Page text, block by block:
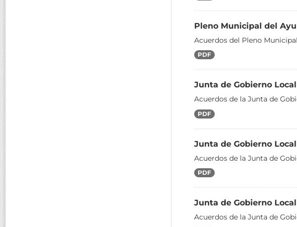
Pleno Municipal del
Acuerdos del Pleno
PDF
Junta de Gobierno
Acuerdos de la Junta de
PDF
Junta de Gobierno
Acuerdos de la Junta de
PDF
Junta de Gobierno
Acuerdos de la Junta de